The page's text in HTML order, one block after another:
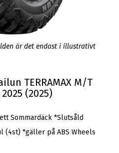
är det endast i illustrativt
TERRAMAX M/T
2025 (2025)
ett Sommardäck *Slutsåld
(4st) *gäller på ABS Wheels